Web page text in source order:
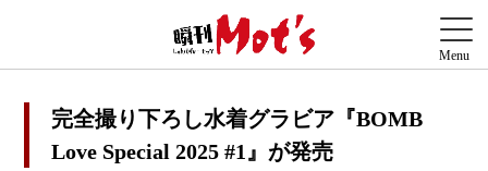
完全撮り下ろし水着グラビア『BOMB
Love Special 2025 #1』が発売